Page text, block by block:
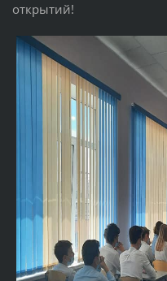
открытий!